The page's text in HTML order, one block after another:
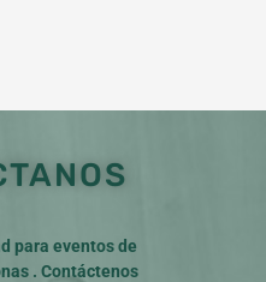
para eventos de
. Contáctenos